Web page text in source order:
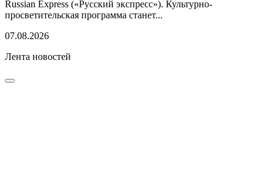
Russian Express («Русский экспресс»). Культурно-
просветительская программа станет...
07.08.2026
Лента новостей